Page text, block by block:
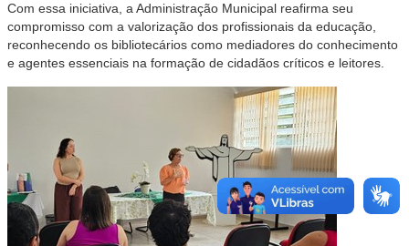
Com essa iniciativa, a Administração Municipal reafirma seu
compromisso com a valorização dos profissionais da educação,
reconhecendo os bibliotecários como mediadores do conhecimento
e agentes essenciais na formação de cidadãos críticos e leitores.